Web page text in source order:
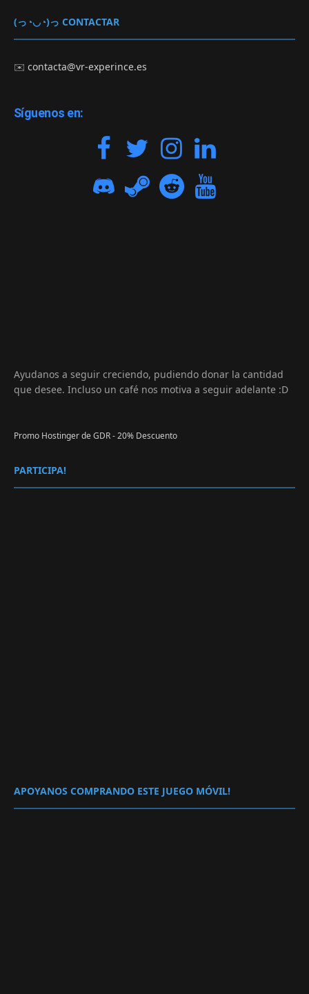
(っ◔◡◔)っ CONTACTAR
✉️contacta@vr-experince.es
Síguenos en:
Ayudanos a seguir creciendo, pudiendo donar la cantidad
que desee. Incluso un café nos motiva a seguir adelante :D
Promo Hostinger de GDR - 20% Descuento
PARTICIPA!
APOYANOS COMPRANDO ESTE JUEGO MÓVIL!